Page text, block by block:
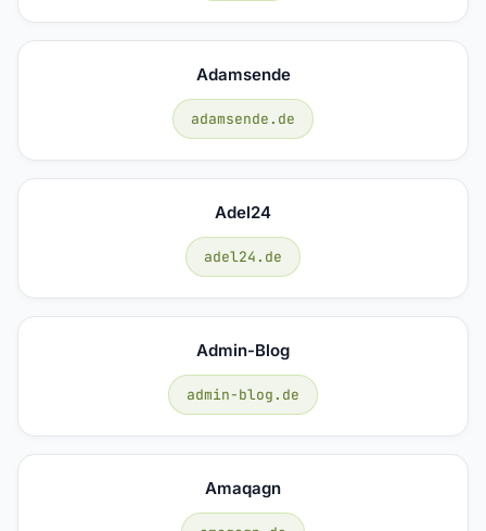
Adamsende
adamsende.de
Adel24
adel24.de
Admin-Blog
admin-blog.de
Amaqagn